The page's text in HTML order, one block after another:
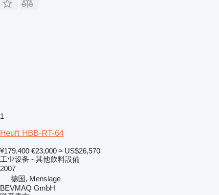
1
Heuft HBB-RT-64
¥179,400 €23,000 ≈ US$26,570
工业设备 - 其他飲料設備
2007
德国, Menslage
BEVMAQ GmbH